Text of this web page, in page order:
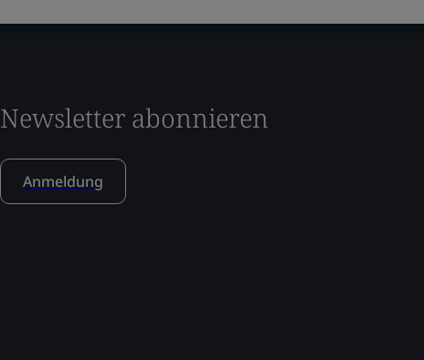
Newsletter abonnieren
Anmeldung